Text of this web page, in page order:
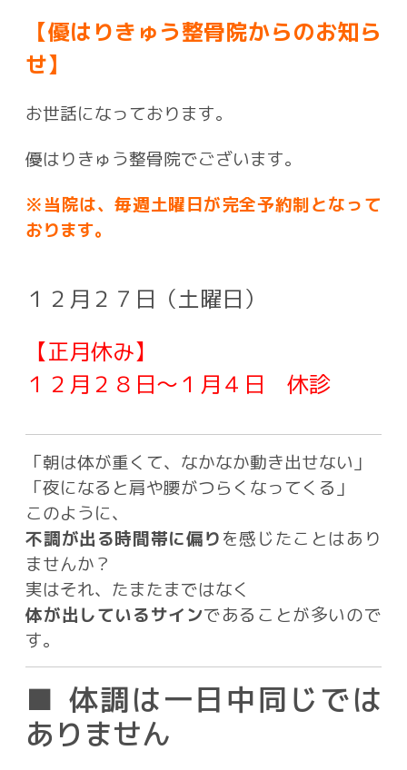
【優はりきゅう整骨院からのお知ら
せ】
お世話になっております。
優はりきゅう整骨院でございます。
※当院は、毎週土曜日が完全予約制となって
おります。
１２月２７日（土曜日）
【正月休み】
１２月２８日～１月４日 休診
「朝は体が重くて、なかなか動き出せない」
「夜になると肩や腰がつらくなってくる」
このように、
不調が出る時間帯に偏りを感じたことはあり
ませんか？
実はそれ、たまたまではなく
体が出しているサインであることが多いので
す。
■ 体調は一日中同じでは
ありません